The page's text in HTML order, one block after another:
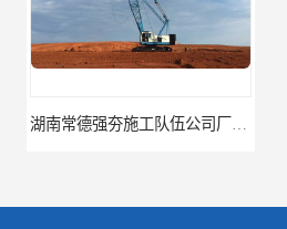
湖南常德强夯施工队伍公司厂房地基强夯施工